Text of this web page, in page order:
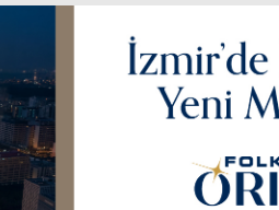
ziyaret edecek